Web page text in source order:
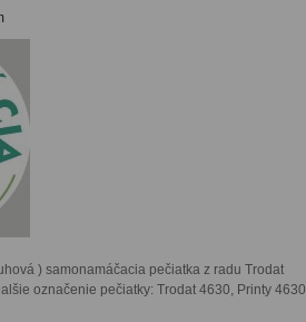
) samonamáčacia pečiatka z radu Trodat
označenie pečiatky: Trodat 4630, Printy 4630